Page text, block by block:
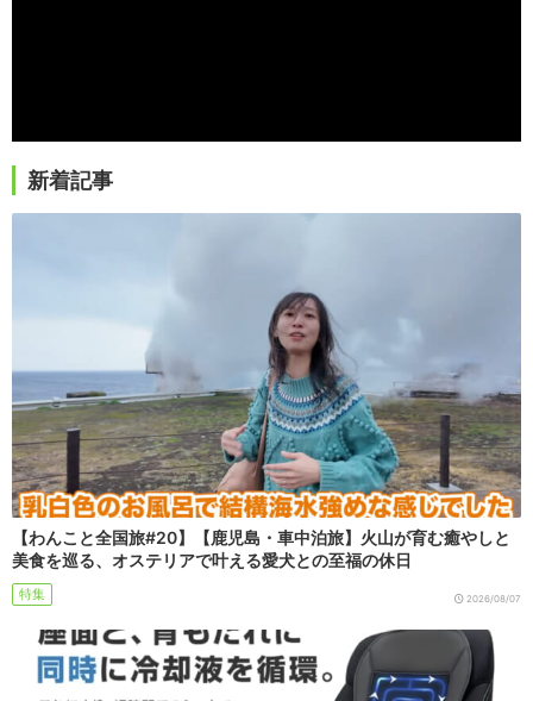
新着記事
【わんこと全国旅#20】【鹿児島・車中泊旅】火山が育む癒やしと
美食を巡る、オステリアで叶える愛犬との至福の休日
特集 2026/08/07